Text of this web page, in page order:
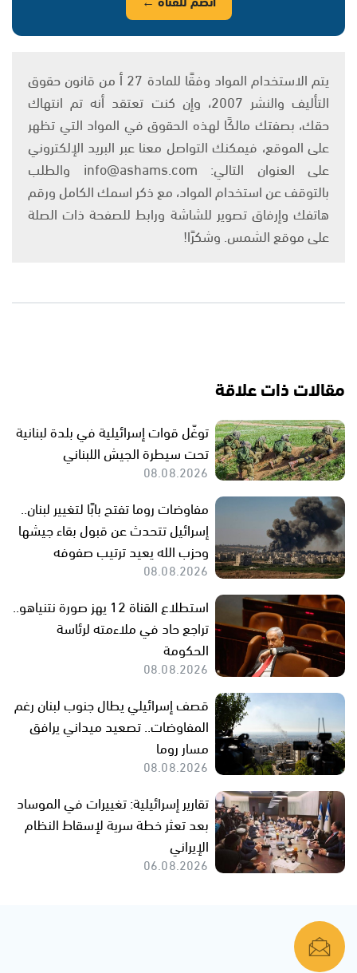
يتم الاستخدام المواد وفقًا للمادة 27 أ من قانون حقوق
التأليف والنشر 2007، وإن كنت تعتقد أنه تم انتهاك
حقك، بصفتك مالكًا لهذه الحقوق في المواد التي تظهر
على الموقع، فيمكنك التواصل معنا عبر البريد الإلكتروني
على العنوان التالي: info@ashams.com والطلب
بالتوقف عن استخدام المواد، مع ذكر اسمك الكامل ورقم
هاتفك وإرفاق تصوير للشاشة ورابط للصفحة ذات الصلة
على موقع الشمس. وشكرًا!
مقالات ذات علاقة
توغّل قوات إسرائيلية في بلدة لبنانية
تحت سيطرة الجيش اللبناني
08.08.2026
مفاوضات روما تفتح بابًا لتغيير لبنان..
إسرائيل تتحدث عن قبول بقاء جيشها
وحزب الله يعيد ترتيب صفوفه
08.08.2026
استطلاع القناة 12 يهز صورة نتنياهو..
تراجع حاد في ملاءمته لرئاسة
الحكومة
08.08.2026
قصف إسرائيلي يطال جنوب لبنان رغم
المفاوضات.. تصعيد ميداني يرافق
مسار روما
08.08.2026
تقارير إسرائيلية: تغييرات في الموساد
بعد تعثر خطة سرية لإسقاط النظام
الإيراني
06.08.2026